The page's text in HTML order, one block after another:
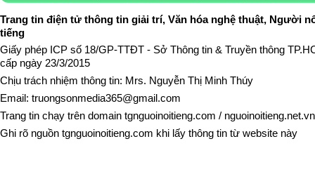
Trang tin điện tử thông tin giải trí, Văn hóa nghệ thuật, Người
tiếng
Giấy phép ICP số 18/GP-TTĐT - Sở Thông tin & Truyền thông
cấp ngày 23/3/2015
Chịu trách nhiệm thông tin: Mrs. Nguyễn Thị Minh Thúy
Email: truongsonmedia365@gmail.com
Trang tin chạy trên domain tgnguoinoitieng.com / nguoinoitieng.net.vn
Ghi rõ nguồn tgnguoinoitieng.com khi lấy thông tin từ website này